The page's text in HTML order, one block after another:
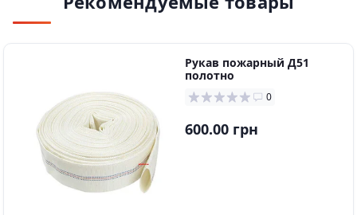
Рукaв пожapный Д51
пoлoтнo
0
600.00 грн